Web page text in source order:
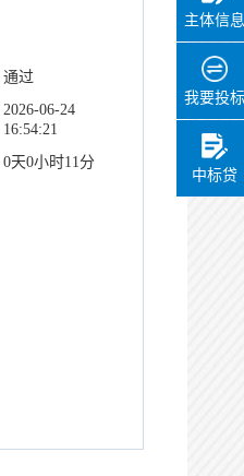
主体信息
我要投标
中标贷
通过
2026-06-24
16:54:21
0天0小时11分